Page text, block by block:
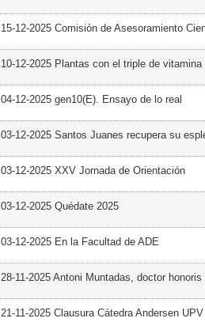
15-12-2025 Comisión de Asesoramiento
10-12-2025 Plantas con el triple de vitamina
04-12-2025 gen10(E). Ensayo de lo real
03-12-2025 Santos Juanes recupera su
03-12-2025 XXV Jornada de Orientación
03-12-2025 Quédate 2025
03-12-2025 En la Facultad de ADE
28-11-2025 Antoni Muntadas, doctor
21-11-2025 Clausura Cátedra Andersen UPV